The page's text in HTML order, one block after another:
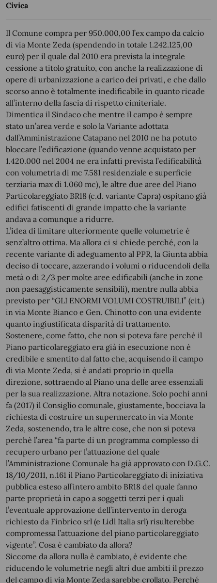
Civica
Il Comune compra per 950.000,00 l’ex campo da calcio
di via Monte Zeda (spendendo in totale 1.242.125,00
euro) per il quale dal 2010 era prevista la integrale
cessione a titolo gratuito, con anche la realizzazione di
opere di urbanizzazione a carico dei privati, e che dallo
scorso anno è totalmente inedificabile in quanto ricade
all’interno della fascia di rispetto cimiteriale.
Dimentica il Sindaco che mentre il campo è sempre
stato un’area verde e solo la Variante adottata
dall’Amministrazione Catapano nel 2010 ne ha potuto
bloccare l’edificazione (quando venne acquistato per
1.420.000 nel 2004 ne era infatti prevista l’edificabilità
con volumetria di mc 7.581 residenziale e superficie
terziaria max di 1.060 mc), le altre due aree del Piano
Particolareggiato BR18 (c.d. variante Capra) ospitano già
edifici fatiscenti di grande impatto che la variante
andava a comunque a ridurre.
L’idea di limitare ulteriormente quelle volumetrie è
senz’altro ottima. Ma allora ci si chiede perché, con la
recente variante di adeguamento al PPR, la Giunta abbia
deciso di toccare, azzerando i volumi o riducendoli della
metà o di 2/3 per molte aree edificabili (anche in zone
non paesaggisticamente sensibili), mentre nulla abbia
previsto per “GLI ENORMI VOLUMI COSTRUIBILI” (cit.)
in via Monte Bianco e Gen. Chinotto con una evidente
quanto ingiustificata disparità di trattamento.
Sostenere, come fatto, che non si poteva fare perché il
Piano particolareggiato era già in esecuzione non è
credibile e smentito dal fatto che, acquisendo il campo
di via Monte Zeda, si è andati proprio in quella
direzione, sottraendo al Piano una delle aree essenziali
per la sua realizzazione. Altra notazione. Solo pochi anni
fa (2017) il Consiglio comunale, giustamente, bocciava la
richiesta di costruire un supermercato in via Monte
Zeda, sostenendo, tra le altre cose, che non si poteva
perchè l’area “fa parte di un programma complesso di
recupero urbano per l’attuazione del quale
l’Amministrazione Comunale ha già approvato con D.G.C.
18/10/2011, n.161 il Piano Particolareggiato di iniziativa
pubblica esteso all’intero ambito BR18 del quale fanno
parte proprietà in capo a soggetti terzi per i quali
l’eventuale approvazione dell’intervento in deroga
richiesto da Finbrico srl (e Lidl Italia srl) risulterebbe
compromessa l’attuazione del piano particolareggiato
vigente”. Cosa è cambiato da allora?
Siccome da allora nulla è cambiato, è evidente che
riducendo le volumetrie negli altri due ambiti il prezzo
del campo di via Monte Zeda sarebbe crollato. Perché